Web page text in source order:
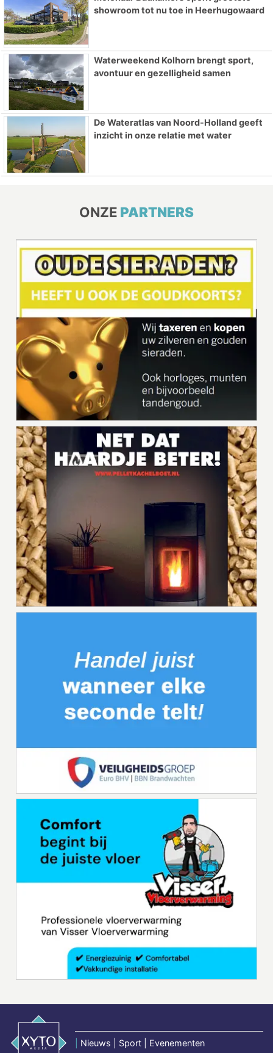
showroom tot nu toe in Heerhugowaard
Waterweekend Kolhorn brengt sport,
avontuur en gezelligheid samen
De Wateratlas van Noord-Holland geeft
inzicht in onze relatie met water
ONZE PARTNERS
Nieuws | Sport | Evenementen